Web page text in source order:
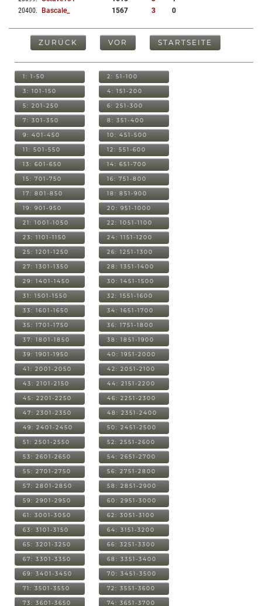
20400. Bascale_ 1567 3 0
ZURÜCK VOR STARTSEITE
1: 1-50 2: 51-100
3: 101-150 4: 151-200
5: 201-250 6: 251-300
7: 301-350 8: 351-400
9: 401-450 10: 451-500
11: 501-550 12: 551-600
13: 601-650 14: 651-700
15: 701-750 16: 751-800
17: 801-850 18: 851-900
19: 901-950 20: 951-1000
21: 1001-1050 22: 1051-1100
23: 1101-1150 24: 1151-1200
25: 1201-1250 26: 1251-1300
27: 1301-1350 28: 1351-1400
29: 1401-1450 30: 1451-1500
31: 1501-1550 32: 1551-1600
33: 1601-1650 34: 1651-1700
35: 1701-1750 36: 1751-1800
37: 1801-1850 38: 1851-1900
39: 1901-1950 40: 1951-2000
41: 2001-2050 42: 2051-2100
43: 2101-2150 44: 2151-2200
45: 2201-2250 46: 2251-2300
47: 2301-2350 48: 2351-2400
49: 2401-2450 50: 2451-2500
51: 2501-2550 52: 2551-2600
53: 2601-2650 54: 2651-2700
55: 2701-2750 56: 2751-2800
57: 2801-2850 58: 2851-2900
59: 2901-2950 60: 2951-3000
61: 3001-3050 62: 3051-3100
63: 3101-3150 64: 3151-3200
65: 3201-3250 66: 3251-3300
67: 3301-3350 68: 3351-3400
69: 3401-3450 70: 3451-3500
71: 3501-3550 72: 3551-3600
73: 3601-3650 74: 3651-3700